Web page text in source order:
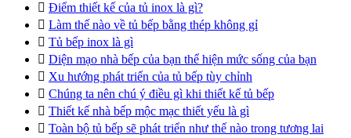
 Điểm thiết kế của tủ inox là gì?
 Làm thế nào về tủ bếp bằng thép không gỉ
 Tủ bếp inox là gì
 Diện mạo nhà bếp của bạn thể hiện mức sống của bạn
 Xu hướng phát triển của tủ bếp tùy chỉnh
 Chúng ta nên chú ý điều gì khi thiết kế tủ bếp
 Thiết kế nhà bếp mộc mạc thiết yếu là gì
 Toàn bộ tủ bếp sẽ phát triển như thế nào trong tương lai